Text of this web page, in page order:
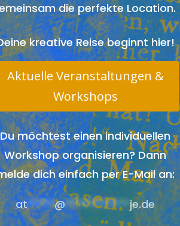
die perfekte Location.
kreative Reise beginnt hier!
Aktuelle Veranstaltungen &
Workshops
Du möchtest einen individuellen
Workshop organisieren? Dann
dich einfach per E-Mail an:
at*****@************je.de